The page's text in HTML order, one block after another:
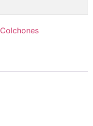
Colchones